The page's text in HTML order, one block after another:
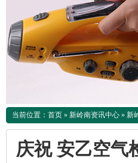
当前位置： 首页 » 新岭南资讯中心 » 新
庆祝 安乙空气